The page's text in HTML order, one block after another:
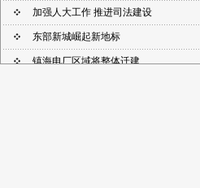
加强人大工作 推进司法建设
东部新城崛起新地标
镇海电厂区域将整体迁建